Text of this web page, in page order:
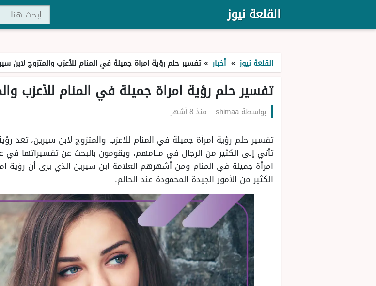
القلعة نيوز
القلعة نيوز » أخبار » تفسير حلم رؤية امراة جميلة في المنام للأعزب والمتزوج لابن
تفسير حلم رؤية امراة جميلة في المنام للأعزب
بواسطةshimaa
– منذ 8 أشهر
تفسير حلم رؤية امرأة جميلة في المنام للاعزب والمتزوج لابن سيرين، تعد
تأتي إلى الكثير من الرجال في منامهم، ويقومون بالبحث عن تفسيراتها في
امرأة جميلة في المنام ومن أشهرهم العلامة ابن سيرين الذي يرى أن رؤية
الكثير من الأمور الجيدة المحمودة عند الحالم.